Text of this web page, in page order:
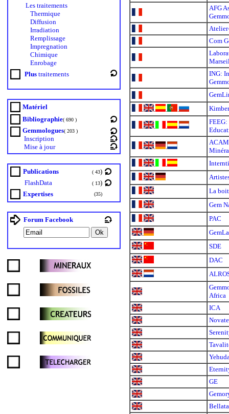
Les traitements
Thermique
Diffusion
Irradiation
Remplissage
Impregnation
Chimique
Enrobage
Plus traitements
Matériel
Bibliographie( 690 )
Gemmologues( 203 )
Inscription
Mise à jour
Publications ( 43)
FlashData
( 13)
Expertises
(35)
Forum Facebook
AFG
Com
ING:
.
. . .
. . . .
. . .
.
. .
.
.
.
La
.
Gem
.
PAC
.
.
SDE
.
DAC
.
Africa
ICA
GE